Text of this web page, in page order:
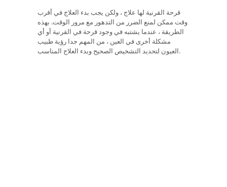
قرحة القرنية لها علاج ، ولكن يجب بدء العلاج في أقرب
وقت ممكن لمنع الضرر من التدهور مع مرور الوقت. بهذه
الطريقة ، عندما يشتبه في وجود قرحة في القرنية أو أي
مشكلة أخرى في العين ، من المهم جدا رؤية طبيب
العيون لتحديد التشخيص الصحيح وبدء العلاج المناسب.